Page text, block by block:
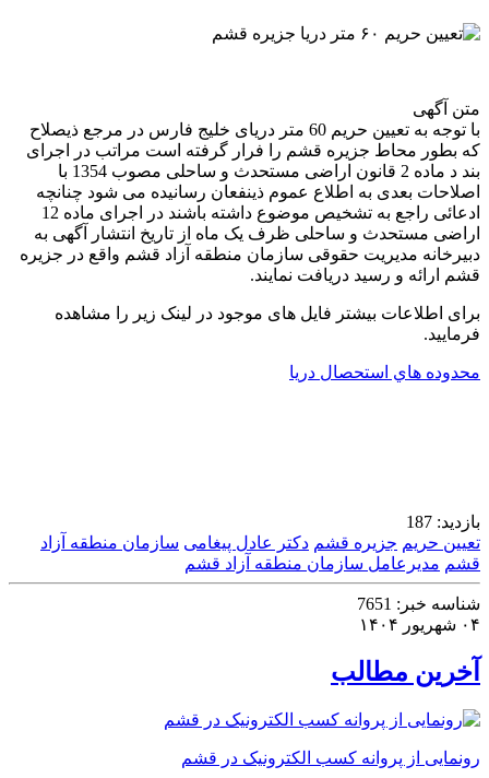
متن آگهی
با توجه به تعیین حریم 60 متر دریای خلیج فارس در مرجع ذیصلاح
که بطور محاط جزیره قشم را فرار گرفته است مراتب در اجرای
بند د ماده 2 قانون اراضی مستحدث و ساحلی مصوب 1354 با
اصلاحات بعدی به اطلاع عموم ذینفعان رسانیده می شود چنانچه
ادعائی راجع به تشخیص موضوع داشته باشند در اجرای ماده 12
اراضی مستحدث و ساحلی ظرف یک ماه از تاریخ انتشار آگهی به
دبیرخانه مدیریت حقوقی سازمان منطقه آزاد قشم واقع در جزیره
قشم ارائه و رسید دریافت نمایند.
برای اطلاعات بیشتر فایل های موجود در لینک زیر را مشاهده
فرمایید.
محدوده هاي استحصال دريا
بازدید: 187
تعیین حریم جزیره قشم دکتر عادل پیغامی سازمان منطقه آزاد
قشم مدیرعامل سازمان منطقه آزاد قشم
شناسه خبر:
۰۴ شهریور ۱۴۰۴
آخرین مطالب
رونمایی از پروانه کسب الکترونیک در قشم